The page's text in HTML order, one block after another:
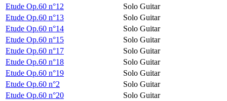
Etude Op.60 n°12
Solo Guitar
Etude Op.60 n°13
Solo Guitar
Etude Op.60 n°14
Solo Guitar
Etude Op.60 n°15
Solo Guitar
Etude Op.60 n°17
Solo Guitar
Etude Op.60 n°18
Solo Guitar
Etude Op.60 n°19
Solo Guitar
Etude Op.60 n°2
Solo Guitar
Etude Op.60 n°20
Solo Guitar